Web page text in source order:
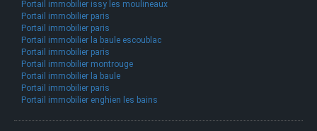
Portail immobilier issy les moulineaux
Portail immobilier paris
Portail immobilier paris
Portail immobilier la baule escoublac
Portail immobilier paris
Portail immobilier montrouge
Portail immobilier la baule
Portail immobilier paris
Portail immobilier enghien les bains